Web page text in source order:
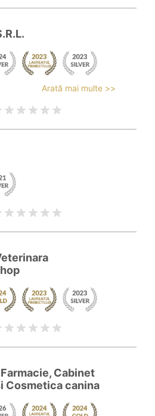
Arată mai multe >>
Cabinet
Cosmetica canina